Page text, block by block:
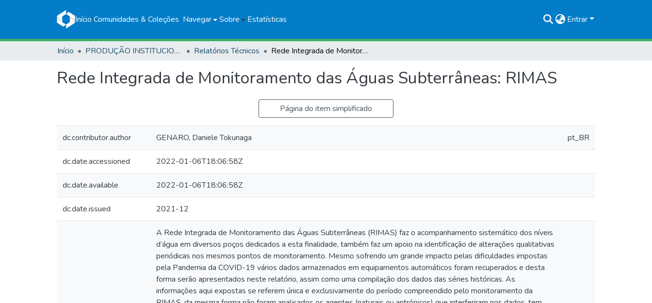
Início Comunidades & Coleções Navegar Sobre Estatísticas Entrar
Início PRODUÇÃO INSTITUCIONAL Relatórios Técnicos Rede Integrada de Monitoramento das Águas Subterrâneas: RIMAS
Rede Integrada de Monitoramento das Águas Subterrâneas: RIMAS
Página do item simplificado
dc.contributor.author GENARO, Daniele Tokunaga pt_BR
dc.date.accessioned 2022-01-06T18:06:58Z
dc.date.available 2022-01-06T18:06:58Z
dc.date.issued 2021-12
A Rede Integrada de Monitoramento das Águas Subterrâneas (RIMAS) faz o acompanhamento sistemático dos níveis
d’água em diversos poços dedicados a esta finalidade, também faz um apoio na identificação de alterações qualitativas
periódicas nos mesmos pontos de monitoramento. Mesmo sofrendo um grande impacto pelas dificuldades impostas
pela Pandemia da COVID-19 vários dados armazenados em equipamentos automáticos foram recuperados e desta
forma serão apresentados neste relatório, assim como uma compilação dos dados das séries históricas. As
informações aqui expostas se referem única e exclusivamente do período compreendido pelo monitoramento da